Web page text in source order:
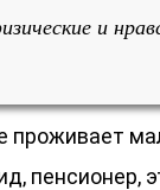
и
проживает
пенсионер,